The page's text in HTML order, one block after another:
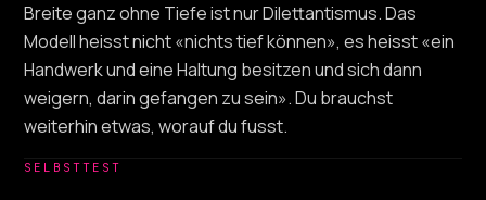
Breite ganz ohne Tiefe ist nur Dilettantismus. Das
Modell heisst nicht «nichts tief können», es heisst «ein
Handwerk und eine Haltung besitzen und sich dann
weigern, darin gefangen zu sein». Du brauchst
weiterhin etwas, worauf du fusst.
SELBSTTEST